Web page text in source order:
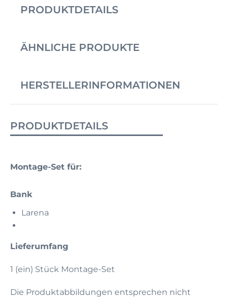
PRODUKTDETAILS
ÄHNLICHE PRODUKTE
HERSTELLERINFORMATIONEN
PRODUKTDETAILS
Montage-Set für:
Bank
Larena
Lieferumfang
1 (ein) Stück Montage-Set
Die Produktabbildungen entsprechen nicht